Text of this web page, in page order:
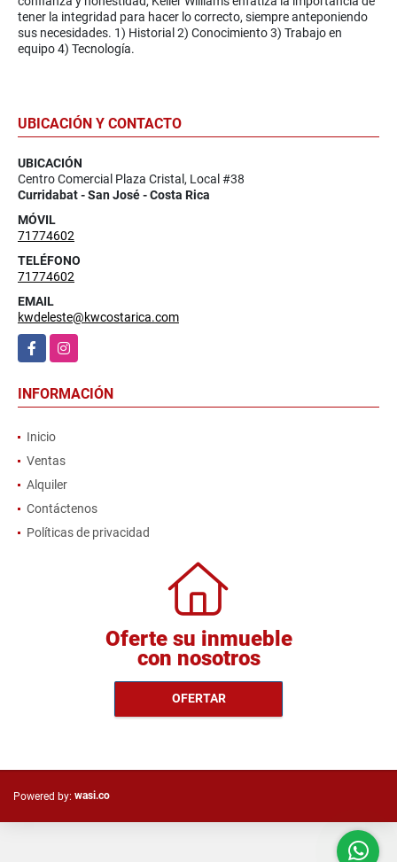
tener la integridad para hacer lo correcto, siempre anteponiendo
sus necesidades. 1) Historial 2) Conocimiento 3) Trabajo en
equipo 4) Tecnología.
UBICACIÓN Y CONTACTO
UBICACIÓN
Centro Comercial Plaza Cristal, Local #38
Curridabat - San José - Costa Rica
MÓVIL
71774602
TELÉFONO
71774602
EMAIL
kwdeleste@kwcostarica.com
FacebookInstagram
INFORMACIÓN
Inicio
Ventas
Alquiler
Contáctenos
Políticas de privacidad
Oferte su inmueble
con nosotros
OFERTAR
Powered by: wasi.co